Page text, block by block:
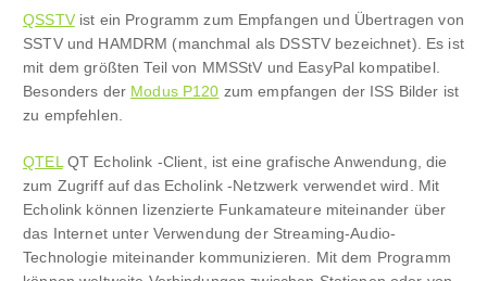
QSSTVist ein Programm zum Empfangen und Übertragen von
SSTV und HAMDRM (manchmal als DSSTV bezeichnet). Es ist
mit dem größten Teil von MMSStV und EasyPal kompatibel.
Besonders der Modus P120 zum empfangen der ISS Bilder ist
zu empfehlen.
QTEL QT Echolink -Client, ist eine grafische Anwendung, die
zum Zugriff auf das Echolink -Netzwerk verwendet wird. Mit
Echolink können lizenzierte Funkamateure miteinander über
das Internet unter Verwendung der Streaming-Audio-
Technologie miteinander kommunizieren. Mit dem Programm